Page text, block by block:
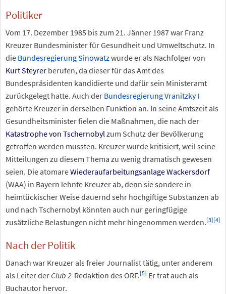
Politiker
Vom 17. Dezember 1985 bis zum 21. Jänner 1987 war Franz
Kreuzer Bundesminister für Gesundheit und Umweltschutz. In
die Bundesregierung Sinowatzwurde er als Nachfolger von
Kurt Steyrer berufen, da dieser für das Amt des
Bundespräsidenten kandidierte und dafür sein Ministeramt
zurückgelegt hatte. Auch der Bundesregierung Vranitzky I
gehörte Kreuzer in derselben Funktion an. In seine Amtszeit als
Gesundheitsminister fielen die Maßnahmen, die nach der
Katastrophe von Tschernobyl zum Schutz der Bevölkerung
getroffen werden mussten. Kreuzer wurde kritisiert, weil seine
Mitteilungen zu diesem Thema zu wenig dramatisch gewesen
seien. Die atomareWiederaufarbeitungsanlage Wackersdorf
(WAA) in Bayern lehnte Kreuzer ab, denn sie sondere in
heimtückischer Weise dauernd sehr hochgiftige Substanzen ab
und nach Tschernobyl könnten auch nur geringfügige
zusätzliche Belastungen nicht mehr hingenommen werden.[3][4]
Nach der Politik
Danach war Kreuzer als freier Journalist tätig, unter anderem
als Leiter der Club 2-Redaktion des ORF.[5] Er trat auch als
Buchautor hervor.